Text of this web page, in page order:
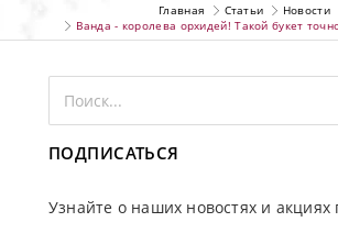
Главная Статьи
Новости
Ванда - королева орхидей! Такой букет
ПОДПИСАТЬСЯ
Узнайте о наших новостях и